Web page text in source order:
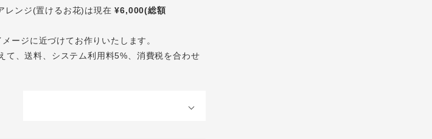
レンジ(置けるお花)は現在¥6,000(総額
ージに近づけてお作りいたします。
、送料、システム利用料5%、消費税を合わせ